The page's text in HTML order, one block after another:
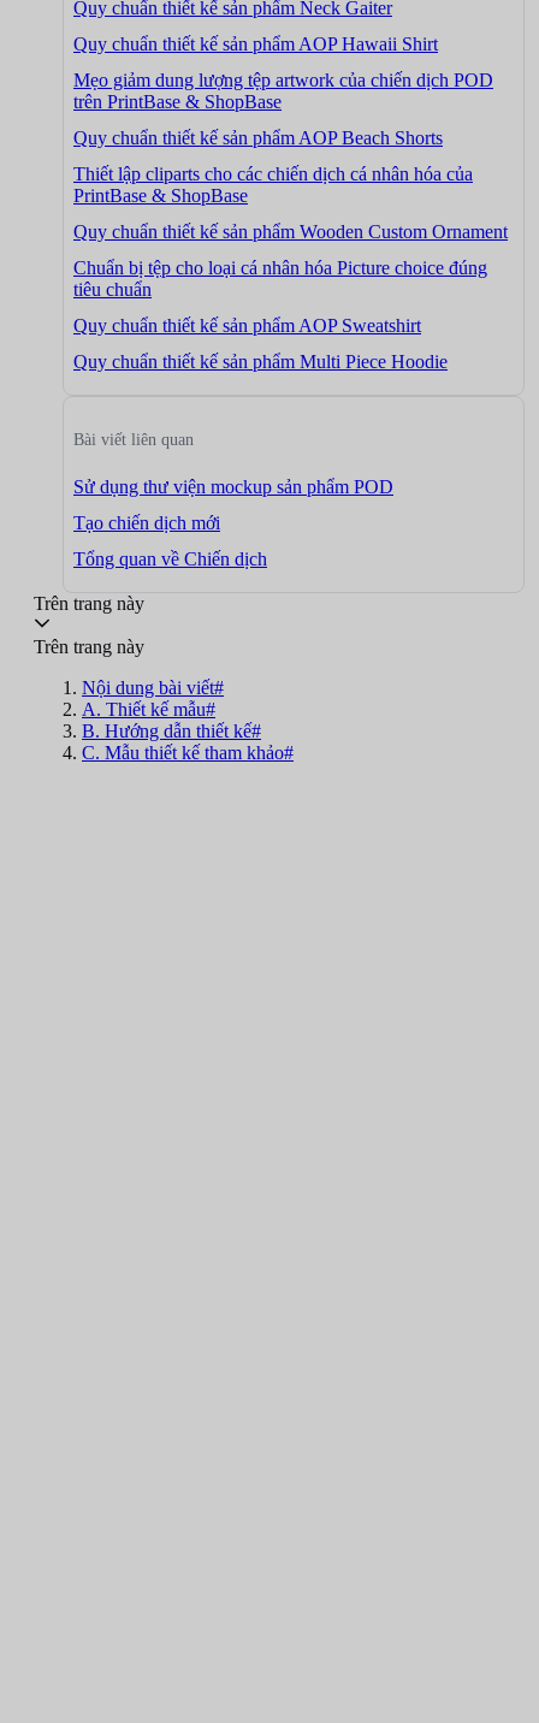
Quy chuẩn thiết kế sản phẩm Neck Gaiter
Quy chuẩn thiết kế sản phẩm AOP Hawaii Shirt
Mẹo giảm dung lượng tệp artwork của chiến dịch POD
trên PrintBase & ShopBase
Quy chuẩn thiết kế sản phẩm AOP Beach Shorts
Thiết lập cliparts cho các chiến dịch cá nhân hóa của
PrintBase & ShopBase
Quy chuẩn thiết kế sản phẩm Wooden Custom Ornament
Chuẩn bị tệp cho loại cá nhân hóa Picture choice đúng
tiêu chuẩn
Quy chuẩn thiết kế sản phẩm AOP Sweatshirt
Quy chuẩn thiết kế sản phẩm Multi Piece Hoodie
Bài viết liên quan
Sử dụng thư viện mockup sản phẩm POD
Tạo chiến dịch mới
Tổng quan về Chiến dịch
Trên trang này
Trên trang này
Nội dung bài viết#
A. Thiết kế mẫu#
B. Hướng dẫn thiết kế#
C. Mẫu thiết kế tham khảo#